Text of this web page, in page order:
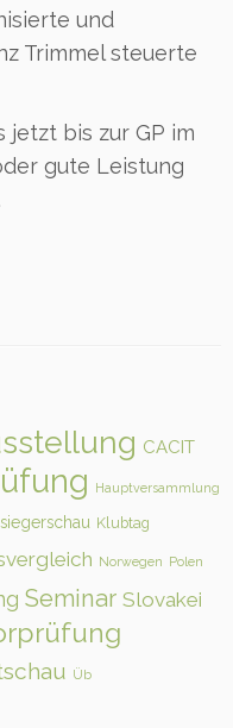
und
Trimmel steuerte
jetzt bis zur GP im
gute Leistung
CACIT
Hauptversammlung
Klubtag
Norwegen Polen
Seminar Slovakei
Üb